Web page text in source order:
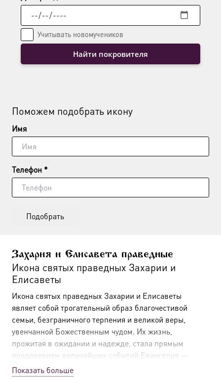
Учитывать новомучеников
Найти покровителя
Поможем подобрать икону
Имя
Телефон *
Подобрать
Захария и Елисавета праведные
Икона святых праведных Захарии и
Елисаветы
Икона святых праведных Захарии и Елисаветы
являет собой трогательный образ благочестивой
семьи, безграничного терпения и великой веры,
увенчанной Божественным чудом. Их жизнь,
прожитая в ожидании и надежде, стала прямым
преддверием величайших событий Евангелия —
Рождества Христова и явления миру последнего
Показать больше